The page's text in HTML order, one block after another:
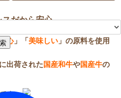
だから安心
安心」「美味しい 」の原料を使用
出荷された国産和牛や国産牛の
す